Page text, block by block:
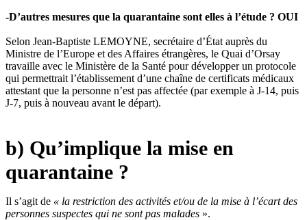
-D’autres mesures que la quarantaine sont elles à l’étude ? OUI
Selon Jean-Baptiste LEMOYNE, secrétaire d’État auprès du
Ministre de l’Europe et des Affaires étrangères, le Quai d’Orsay
travaille avec le Ministère de la Santé pour développer un protocole
qui permettrait l’établissement d’une chaîne de certificats médicaux
attestant que la personne n’est pas affectée (par exemple à J-14, puis
J-7, puis à nouveau avant le départ).
b) Qu’implique la mise en
quarantaine ?
Il s’agit de « la restriction des activités et/ou de la mise à l’écart des
personnes suspectes qui ne sont pas malades ».